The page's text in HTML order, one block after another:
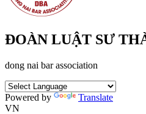
ĐOÀN LUẬT SƯ
dong nai bar association
Powered by
Translate
VN